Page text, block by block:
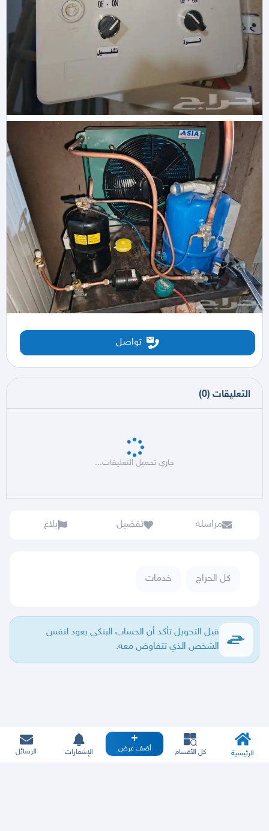
تواصل
التعليقات (
0
)
جاري تحميل التعليقات...
مراسلة تفضيل بلاغ
كل الحراج خدمات
قبل التحويل تأكد أن الحساب البنكي يعود لنفس
الشخص الذي تتفاوض معه.
الرئيسية كل الأقسام أضف عرض الإشعارات الرسائل